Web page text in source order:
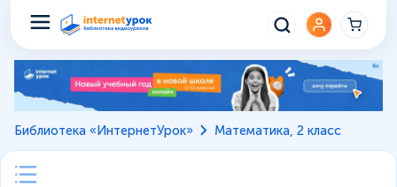
Библиотека «ИнтернетУрок» Математика, 2 класс